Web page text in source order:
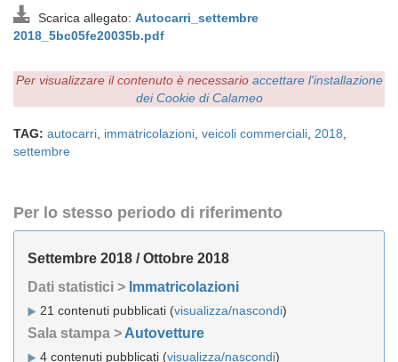
Scarica allegato: Autocarri_settembre
2018_5bc05fe20035b.pdf
Per visualizzare il contenuto è necessario accettare l'installazione
dei Cookie di Calameo
TAG: autocarri immatricolazioni veicoli commerciali 2018
settembre
Per lo stesso periodo di riferimento
Settembre 2018 / Ottobre 2018
Dati statistici > Immatricolazioni
21 contenuti pubblicati (visualizza/nascondi)
Sala stampa > Autovetture
4 contenuti pubblicati (visualizza/nascondi)